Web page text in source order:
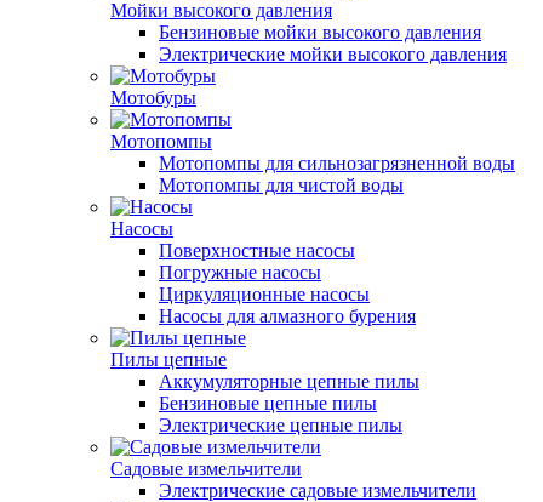
Мойки высокого давления
Бензиновые мойки высокого давления
Электрические мойки высокого давления
Мотобуры
Мотопомпы
Мотопомпы для сильнозагрязненной воды
Мотопомпы для чистой воды
Насосы
Поверхностные насосы
Погружные насосы
Циркуляционные насосы
Насосы для алмазного бурения
Пилы цепные
Аккумуляторные цепные пилы
Бензиновые цепные пилы
Электрические цепные пилы
Садовые измельчители
Электрические садовые измельчители